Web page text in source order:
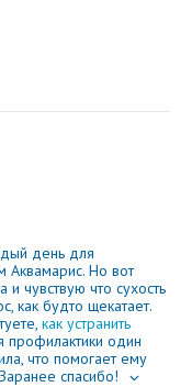
день для
Аквамарис. Но вот
и чувствую что сухость
как будто щекатает.
как устранить
профилактики один
что помогает ему
спасибо!